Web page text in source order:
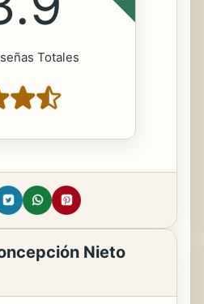
Totales
Nieto